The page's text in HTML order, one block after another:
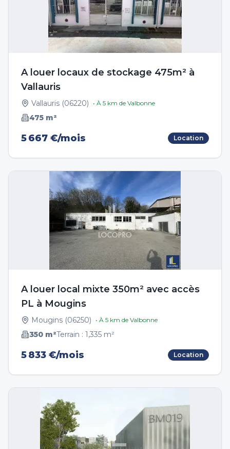
A louer locaux de stockage 475m² à
Vallauris
Vallauris (06220) • À 5 km de Valbonne
475 m²
5 667 €/mois Location
A louer local mixte 350m² avec accès
PL à Mougins
Mougins (06250) • À 5 km de Valbonne
350 m²Terrain : 1,335 m²
5 833 €/mois Location